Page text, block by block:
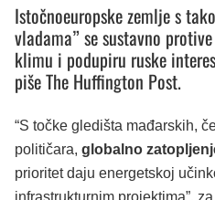
Istočnoeuropske zemlje s
vladama” se sustavno
klimu i podupiru ruske
piše The Huffington Post.
“S točke gledišta mađarskih,
političara, globalno
prioritet daju energetskoj
infrastrukturnim projektima”,